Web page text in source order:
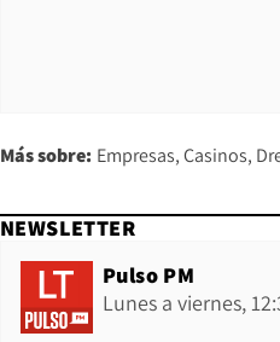
Más sobre: Empresas Casinos
NEWSLETTER
Pulso PM
Lunes a viernes,